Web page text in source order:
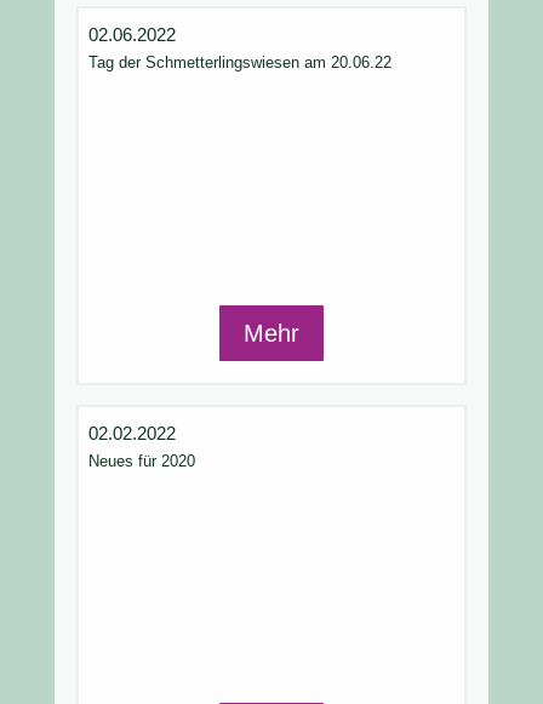
02.06.2022
Tag der Schmetterlingswiesen am 20.06.22
Mehr
02.02.2022
Neues für 2020